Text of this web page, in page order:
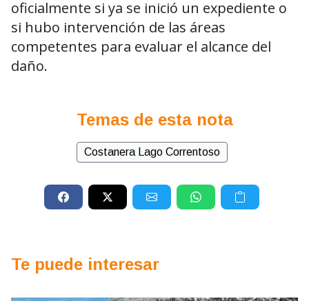
oficialmente si ya se inició un expediente o
si hubo intervención de las áreas
competentes para evaluar el alcance del
daño.
Temas de esta nota
Costanera Lago Correntoso
Te puede interesar